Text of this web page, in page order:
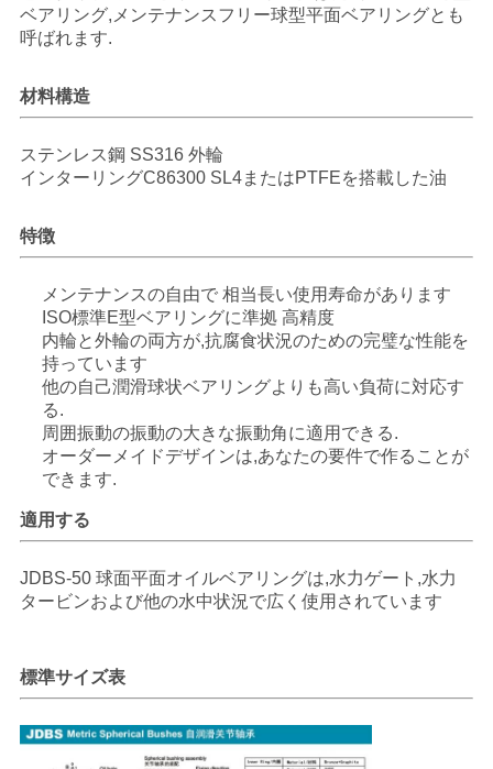
場
ツ
ア
ー
品
く
だ
い
ニ
ベアリング,メンテナンスフリー球型平面ベアリングとも
呼ばれます.
材料構造
ステンレス鋼 SS316 外輪
インターリングC86300 SL4またはPTFEを搭載した油
特徴
メンテナンスの自由で 相当長い使用寿命があります
ISO標準E型ベアリングに準拠 高精度
内輪と外輪の両方が,抗腐食状況のための完璧な性能を
持っています
他の自己潤滑球状ベアリングよりも高い負荷に対応す
る.
周囲振動の振動の大きな振動角に適用できる.
オーダーメイドデザインは,あなたの要件で作ることが
できます.
適用する
JDBS-50 球面平面オイルベアリングは,水力ゲート,水力
タービンおよび他の水中状況で広く使用されています
標準サイズ表